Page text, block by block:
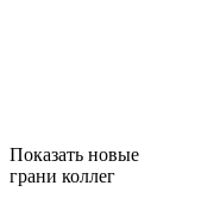
Показать новые
грани коллег